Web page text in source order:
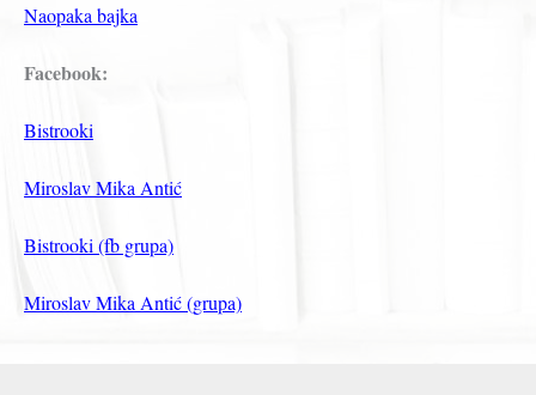
Naopaka bajka
Facebook:
Bistrooki
Miroslav Mika Antić
Bistrooki (fb grupa)
Miroslav Mika Antić (grupa)